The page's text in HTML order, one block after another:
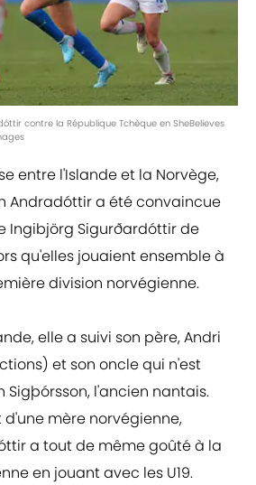
contre la République Tchèque en SheBelieves
entre l'Islande et la Norvège,
Andradóttir a été convaincue
Ingibjörg Sigurðardóttir de
qu'elles jouaient ensemble à
division norvégienne.
elle a suivi son père, Andri
et son oncle qui n'est
Sigþórsson, l'ancien nantais.
d'une mère norvégienne,
a tout de même goûté à la
en jouant avec les U19.